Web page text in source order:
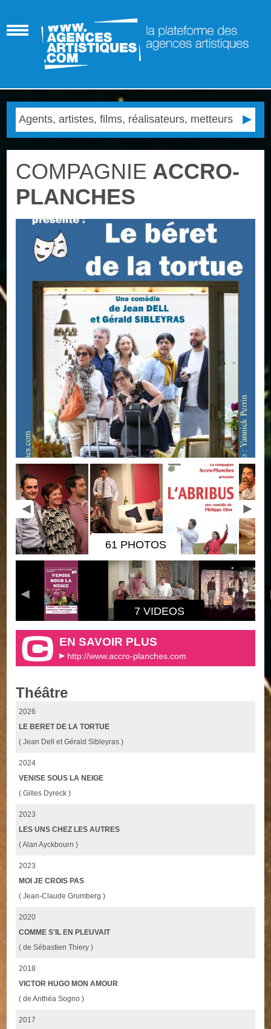
COMPAGNIE ACCRO-
PLANCHES
61 PHOTOS
7 VIDEOS
EN SAVOIR PLUS
http://www.accro-planches.com
Théâtre
2026
LE BERET DE LA TORTUE
( Jean Dell et Gérald Sibleyras )
2024
VENISE SOUS LA NEIGE
( Gilles Dyreck )
2023
LES UNS CHEZ LES AUTRES
( Alan Ayckbourn )
2023
MOI JE CROIS PAS
( Jean-Claude Grumberg )
2020
COMME S'IL EN PLEUVAIT
( de Sébastien Thiery )
2018
VICTOR HUGO MON AMOUR
( de Anthéa Sogno )
2017